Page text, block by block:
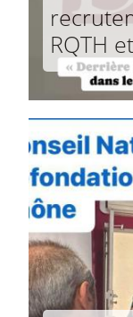
RQTH